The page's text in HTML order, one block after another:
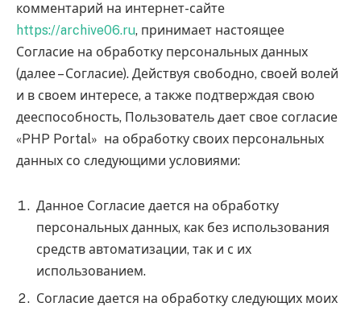
комментарий на интернет-сайте
https://archive06.ru, принимает настоящее
Согласие на обработку персональных данных
(далее – Согласие). Действуя свободно, своей волей
и в своем интересе, а также подтверждая свою
дееспособность, Пользователь дает свое согласие
«PHP Portal» на обработку своих персональных
данных со следующими условиями:
Данное Согласие дается на обработку
персональных данных, как без использования
средств автоматизации, так и с их
использованием.
Согласие дается на обработку следующих моих